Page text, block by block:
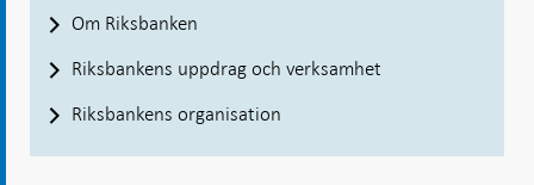
Om Riksbanken
Riksbankens uppdrag och verksamhet
Riksbankens organisation